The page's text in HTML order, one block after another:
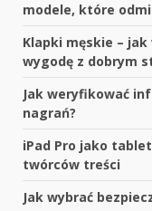
modele, które
Klapki męskie –
wygodę z dobrym
Jak weryfikować
nagrań?
iPad Pro jako
twórców treści
Jak wybrać